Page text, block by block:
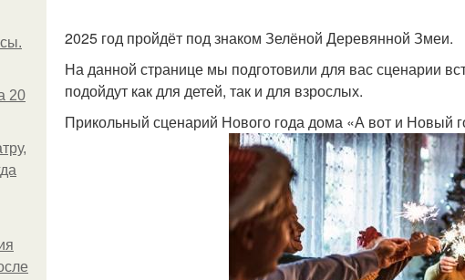
20
2025 год пройдёт под знаком Зелёной Деревянной Змеи.
На данной странице мы подготовили для вас сценарии
подойдут как для детей, так и для взрослых.
Прикольный сценарий Нового года дома «А вот и Новый